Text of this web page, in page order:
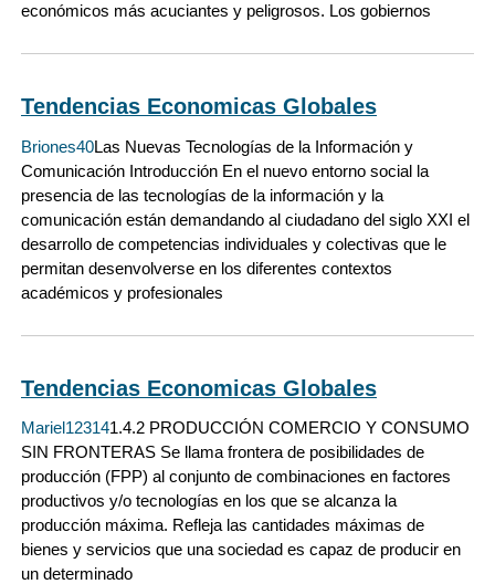
económicos más acuciantes y peligrosos. Los gobiernos
Tendencias Economicas Globales
Briones40Las Nuevas Tecnologías de la Información y
Comunicación Introducción En el nuevo entorno social la
presencia de las tecnologías de la información y la
comunicación están demandando al ciudadano del siglo XXI el
desarrollo de competencias individuales y colectivas que le
permitan desenvolverse en los diferentes contextos
académicos y profesionales
Tendencias Economicas Globales
Mariel123141.4.2 PRODUCCIÓN COMERCIO Y CONSUMO
SIN FRONTERAS Se llama frontera de posibilidades de
producción (FPP) al conjunto de combinaciones en factores
productivos y/o tecnologías en los que se alcanza la
producción máxima. Refleja las cantidades máximas de
bienes y servicios que una sociedad es capaz de producir en
un determinado